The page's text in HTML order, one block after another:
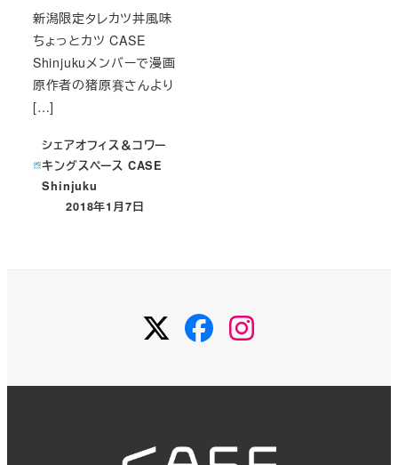
新潟限定タレカツ丼風味
ちょっとカツ CASE
Shinjukuメンバーで漫画
原作者の猪原賽さんより
[…]
シェアオフィス＆コワー
キングスペース CASE
Shinjuku
投稿日
2018年1月7日
TwitterFacebook